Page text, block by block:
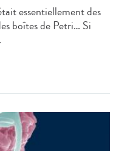
essentiellement des
boîtes de Petri… Si